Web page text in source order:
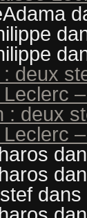
deux
: deux
stef dans